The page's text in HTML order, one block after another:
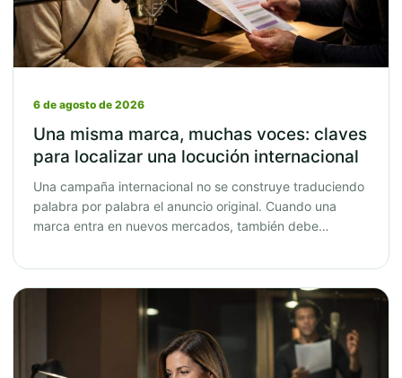
6 de agosto de 2026
Una misma marca, muchas voces: claves
para localizar una locución internacional
Una campaña internacional no se construye traduciendo
palabra por palabra el anuncio original. Cuando una
marca entra en nuevos mercados, también debe…